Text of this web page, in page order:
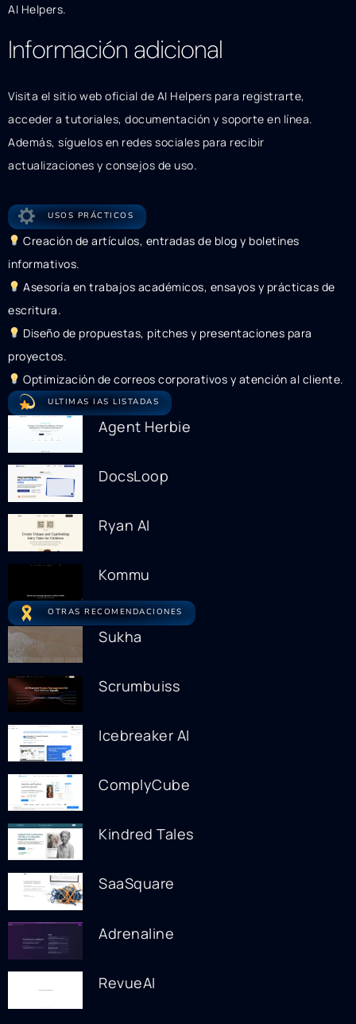
AI Helpers.
Información adicional
Visita el sitio web oficial de AI Helpers para registrarte,
acceder a tutoriales, documentación y soporte en línea.
Además, síguelos en redes sociales para recibir
actualizaciones y consejos de uso.
USOS PRÁCTICOS
Creación de artículos, entradas de blog y boletines
informativos.
Asesoría en trabajos académicos, ensayos y prácticas de
escritura.
Diseño de propuestas, pitches y presentaciones para
proyectos.
Optimización de correos corporativos y atención al cliente.
ULTIMAS IAS LISTADAS
Agent Herbie
DocsLoop
Ryan AI
Kommu
OTRAS RECOMENDACIONES
Sukha
Scrumbuiss
Icebreaker AI
ComplyCube
Kindred Tales
SaaSquare
Adrenaline
RevueAI